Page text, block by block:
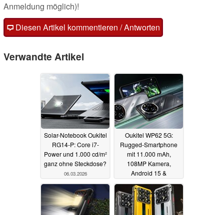
Anmeldung möglich)!
Diesen Artikel kommentieren / Antworten
Verwandte Artikel
Solar-Notebook Oukitel
RG14-P: Core i7-
Power und 1.000 cd/m²
ganz ohne Steckdose?
06.03.2026
Oukitel WP62 5G:
Rugged-Smartphone
mit 11.000 mAh,
108MP Kamera,
Android 15 &
Powerbank-Funktion
28.10.2025